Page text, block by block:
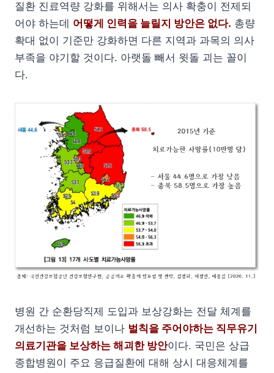
질환 진료역량 강화를 위해서는 의사 확충이 전제되
어야 하는데 어떻게 인력을 늘릴지 방안은 없다. 총량
확대 없이 기준만 강화하면 다른 지역과 과목의 의사
부족을 야기할 것이다. 아랫돌 빼서 윗돌 괴는 꼴이
다.
병원 간 순환당직제 도입과 보상강화는 전달 체계를
개선하는 것처럼 보이나 벌칙을 주어야하는 직무유기
의료기관을 보상하는 해괴한 방안이다. 국민은 상급
종합병원이 주요 응급질환에 대해 상시 대응체계를